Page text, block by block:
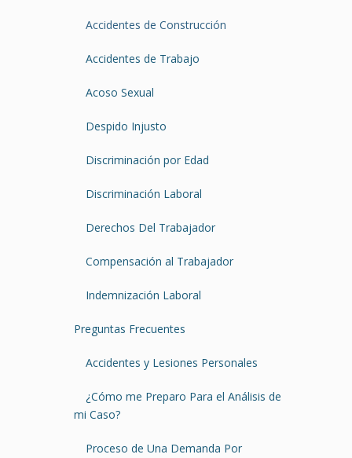
Accidentes de Construcción
Accidentes de Trabajo
Acoso Sexual
Despido Injusto
Discriminación por Edad
Discriminación Laboral
Derechos Del Trabajador
Compensación al Trabajador
Indemnización Laboral
Preguntas Frecuentes
Accidentes y Lesiones Personales
¿Cómo me Preparo Para el Análisis de
mi Caso?
Proceso de Una Demanda Por